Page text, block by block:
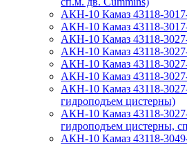
АКН-10 Камаз 43118-
АКН-10 Камаз 43118-
АКН-10 Камаз 43118-
АКН-10 Камаз 43118-
АКН-10 Камаз 43118-
АКН-10 Камаз 43118-
АКН-10 Камаз 43118-
гидроподъем цистерны)
АКН-10 Камаз 43118-
гидроподъем цистерны,
АКН-10 Камаз 43118-